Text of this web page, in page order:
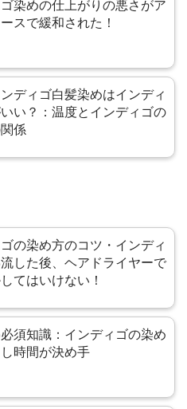
染めの仕上がりの悪さがア
スで緩和された！
ディゴ白髪染めはインディ
い？：温度とインディゴの
係
の染め方のコツ・インディ
した後、ヘアドライヤーで
てはいけない！
須知識：インディゴの染め
時間が決め手